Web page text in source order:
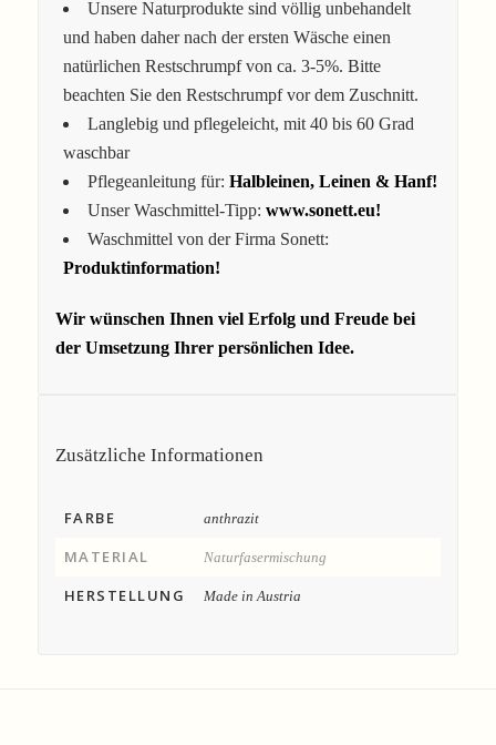
Unsere Naturprodukte sind völlig unbehandelt
und haben daher nach der ersten Wäsche einen
natürlichen Restschrumpf von ca. 3-5%. Bitte
beachten Sie den Restschrumpf vor dem Zuschnitt.
Langlebig und pflegeleicht, mit 40 bis 60 Grad
waschbar
Pflegeanleitung für: Halbleinen, Leinen & Hanf!
Unser Waschmittel-Tipp: www.sonett.eu!
Waschmittel von der Firma Sonett:
Produktinformation!
Wir wünschen Ihnen viel Erfolg und Freude bei
der Umsetzung Ihrer persönlichen Idee.
Zusätzliche Informationen
FARBE anthrazit
MATERIAL Naturfasermischung
HERSTELLUNG Made in Austria